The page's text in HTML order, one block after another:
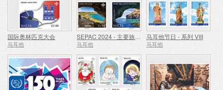
国际奥林匹克大会
马耳他
SEPAC 2024 - 主要旅游景点
马耳他
马耳他节日 - 系列 VIII
马耳他